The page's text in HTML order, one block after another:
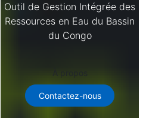
Outil de Gestion Intégrée des
Ressources en Eau du Bassin
du Congo
Contactez-nous